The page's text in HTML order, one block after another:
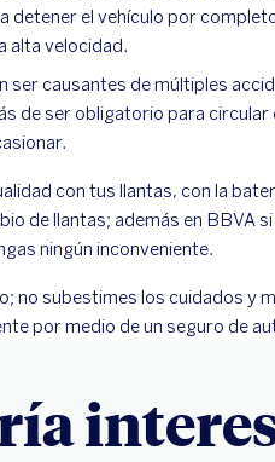
detener el vehículo por
alta velocidad.
ser causantes de múltiples
de ser obligatorio para circular
con tus llantas, con la
de llantas; además en BBVA
ningún inconveniente.
no subestimes los cuidados y
por medio de un seguro de